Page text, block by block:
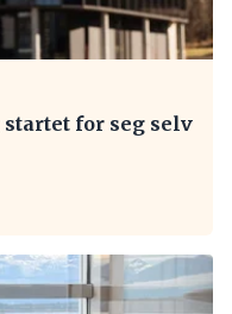
startet for seg selv